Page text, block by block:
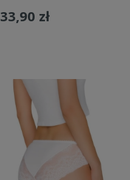
33,90 zł